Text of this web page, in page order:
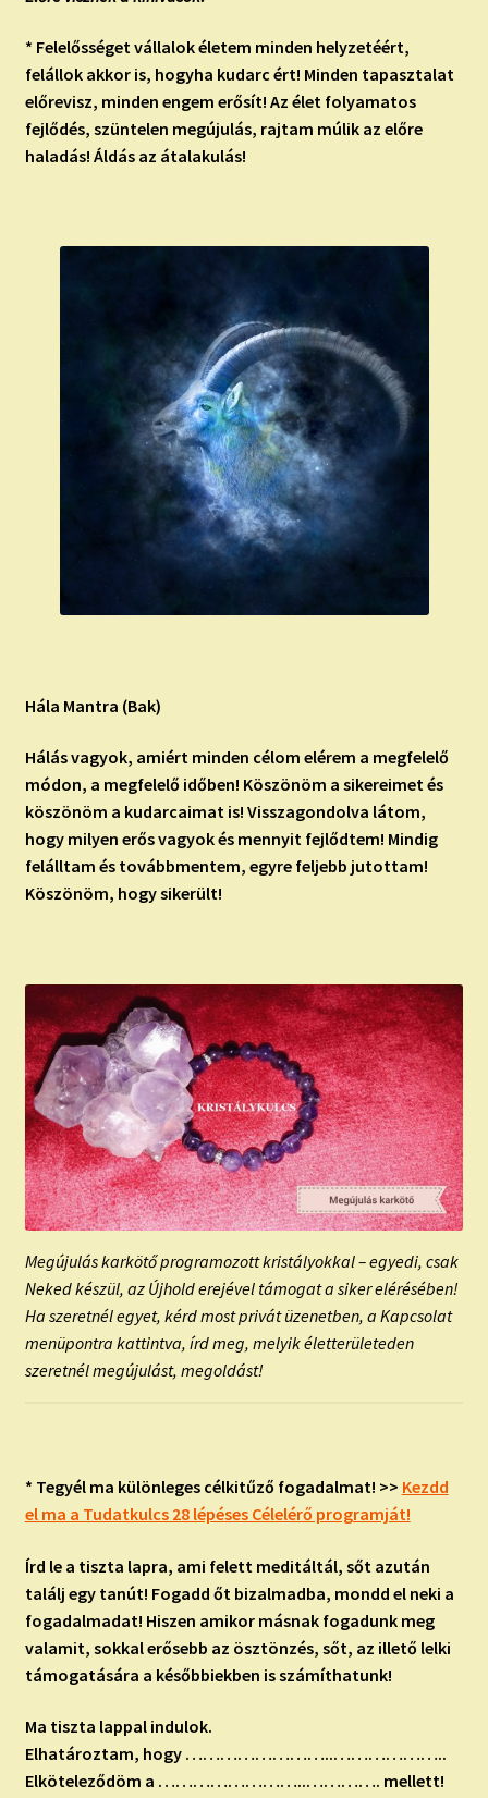
* Felelősséget vállalok életem minden helyzetéért,
felállok akkor is, hogyha kudarc ért! Minden tapasztalat
előrevisz, minden engem erősít! Az élet folyamatos
fejlődés, szüntelen megújulás, rajtam múlik az előre
haladás! Áldás az átalakulás!
Hála Mantra (Bak)
Hálás vagyok, amiért minden célom elérem a megfelelő
módon, a megfelelő időben! Köszönöm a sikereimet és
köszönöm a kudarcaimat is! Visszagondolva látom,
hogy milyen erős vagyok és mennyit fejlődtem! Mindig
felálltam és továbbmentem, egyre feljebb jutottam!
Köszönöm, hogy sikerült!
Megújulás karkötő programozott kristályokkal – egyedi, csak
Neked készül, az Újhold erejével támogat a siker elérésében!
Ha szeretnél egyet, kérd most privát üzenetben, a Kapcsolat
menüpontra kattintva, írd meg, melyik életterületeden
szeretnél megújulást, megoldást!
* Tegyél ma különleges célkitűző fogadalmat! >> Kezdd
el ma a Tudatkulcs 28 lépéses Célelérő programját!
Írd le a tiszta lapra, ami felett meditáltál, sőt azután
találj egy tanút! Fogadd őt bizalmadba, mondd el neki a
fogadalmadat! Hiszen amikor másnak fogadunk meg
valamit, sokkal erősebb az ösztönzés, sőt, az illető lelki
támogatására a későbbiekben is számíthatunk!
Ma tiszta lappal indulok.
Elhatároztam, hogy ……………………..………………..
Elköteleződöm a ……………………..…………. mellett!